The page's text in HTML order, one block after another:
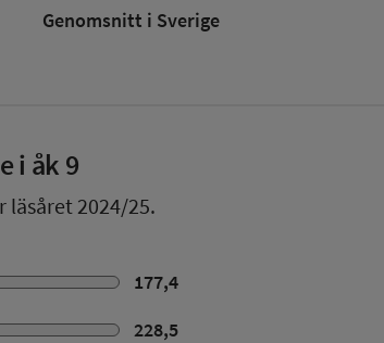
Genomsnitt i Sverige
i åk 9
läsåret 2024/25.
177,4
228,5